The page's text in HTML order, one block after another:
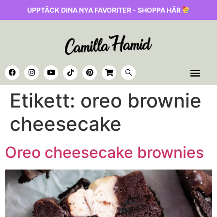
UPPTÄCK DINA NYA FAVORITER - SHOPPA HÄR
Etikett: oreo brownie
cheesecake
Oreo cheesecake brownies